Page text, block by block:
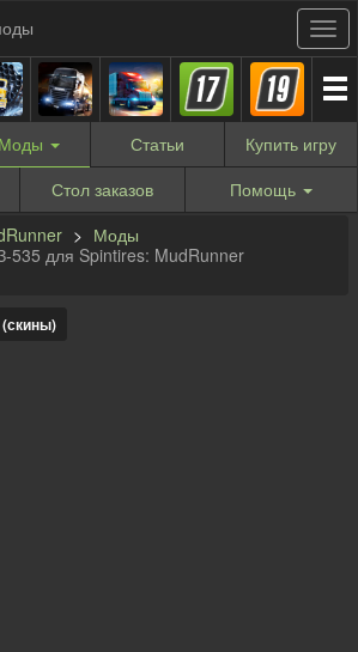
Моды Статьи Купить игру
Стол заказов
Помощь
Моды
535 для Spintires: MudRunner